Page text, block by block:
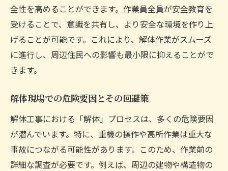
全性を高めることができます。作業員全員が安全教育を
受けることで、意識を共有し、より安全な環境を作り上
げることが可能です。これにより、解体作業がスムーズ
に進行し、周辺住民への影響も最小限に抑えることがで
きます。
解体現場での危険要因とその回避策
解体工事における「解体」プロセスは、多くの危険要因
が潜んでいます。特に、重機の操作や高所作業は重大な
事故につながる可能性があります。このため、作業前の
詳細な調査が必要です。例えば、周辺の建物や構造物の